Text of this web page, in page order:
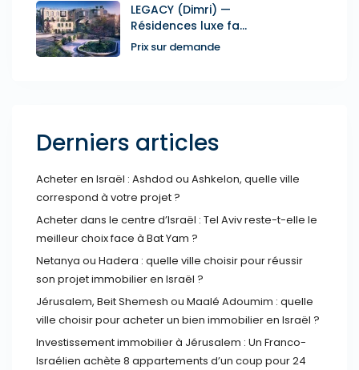
LEGACY (Dimri) —
Résidences luxe fa...
Prix sur demande
Derniers articles
Acheter en Israël : Ashdod ou Ashkelon, quelle ville
correspond à votre projet ?
Acheter dans le centre d’Israël : Tel Aviv reste-t-elle le
meilleur choix face à Bat Yam ?
Netanya ou Hadera : quelle ville choisir pour réussir
son projet immobilier en Israël ?
Jérusalem, Beit Shemesh ou Maalé Adoumim : quelle
ville choisir pour acheter un bien immobilier en Israël ?
Investissement immobilier à Jérusalem : Un Franco-
Israélien achète 8 appartements d’un coup pour 24